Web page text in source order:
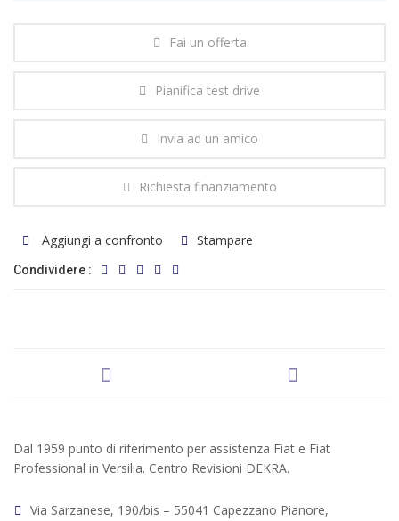
Fai un offerta
Pianifica test drive
Invia ad un amico
Richiesta finanziamento
Aggiungi a confronto Stampare
Condividere :
Dal 1959 punto di riferimento per assistenza Fiat e Fiat
Professional in Versilia. Centro Revisioni DEKRA.
Via Sarzanese, 190/bis – 55041 Capezzano Pianore,